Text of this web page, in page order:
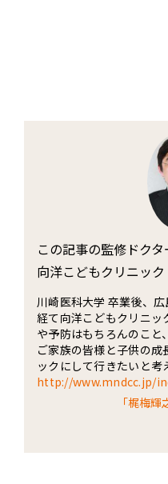
この記事の監修ドクタ
向洋こどもクリニック
川崎医科大学 卒業後、
経て向洋こどもクリニッ
や予防はもちろんのこと
ご家族の皆様と子供の
ックにして行きたいと考
http://www.mndcc.jp/
「梶梅